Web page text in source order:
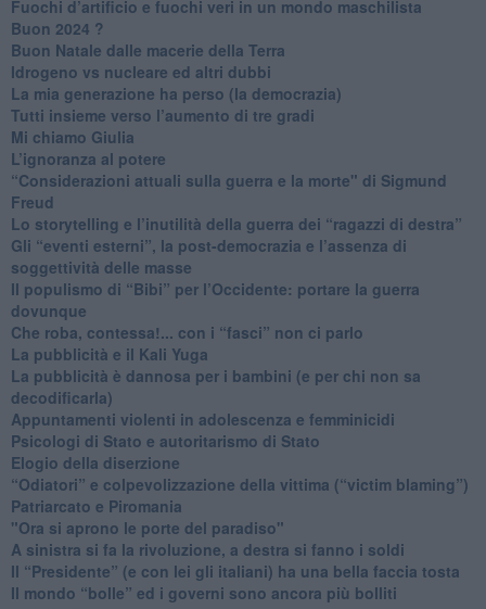
​Fuochi d’artificio e fuochi veri in un mondo maschilista
Buon 2024 ?
​Buon Natale dalle macerie della Terra
​Idrogeno vs nucleare ed altri dubbi
​La mia generazione ha perso (la democrazia)
​Tutti insieme verso l’aumento di tre gradi
Mi chiamo Giulia
L’ignoranza al potere
​“Considerazioni attuali sulla guerra e la morte" di Sigmund
Freud
​Lo storytelling e l’inutilità della guerra dei “ragazzi di destra”
​Gli “eventi esterni”, la post-democrazia e l’assenza di
soggettività delle masse
​Il populismo di “Bibi” per l’Occidente: portare la guerra
dovunque
​Che roba, contessa!... con i “fasci” non ci parlo
La pubblicità e il Kali Yuga
​La pubblicità è dannosa per i bambini (e per chi non sa
decodificarla)
​Appuntamenti violenti in adolescenza e femminicidi
​Psicologi di Stato e autoritarismo di Stato
Elogio della diserzione
“Odiatori” e colpevolizzazione della vittima (“victim blaming”)
​Patriarcato e Piromania
"Ora si aprono le porte del paradiso"
​A sinistra si fa la rivoluzione, a destra si fanno i soldi
​Il “Presidente” (e con lei gli italiani) ha una bella faccia tosta
​Il mondo “bolle” ed i governi sono ancora più bolliti